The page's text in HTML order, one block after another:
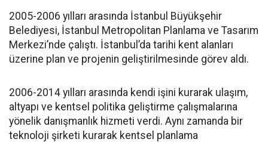
2005-2006 yılları arasında İstanbul Büyükşehir
Belediyesi, İstanbul Metropolitan Planlama ve Tasarım
Merkezi’nde çalıştı. İstanbul’da tarihi kent alanları
üzerine plan ve projenin geliştirilmesinde görev aldı.
2006-2014 yılları arasında kendi işini kurarak ulaşım,
altyapı ve kentsel politika geliştirme çalışmalarına
yönelik danışmanlık hizmeti verdi. Aynı zamanda bir
teknoloji şirketi kurarak kentsel planlama